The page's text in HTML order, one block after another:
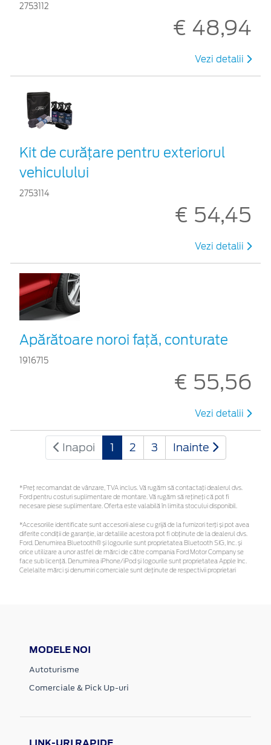
2753112
€ 48,94
Vezi detalii
Kit de curățare pentru exteriorul
vehiculului
2753114
€ 54,45
Vezi detalii
Apărătoare noroi faţă, conturate
1916715
€ 55,56
Vezi detalii
Inapoi 1 2 3 Inainte
*Preţ recomandat de vânzare, TVA inclus. Vă rugăm să contactaţi dealerul dvs.
Ford pentru costuri suplimentare de montare. Vă rugăm să rețineți că pot fi
necesare piese suplimentare. Oferta este valabilă în limita stocului disponibil.
*Accesoriile identificate sunt accesorii alese cu grijă de la furnizori terți și pot avea
diferite condiții de garanție, iar detaliile acestora pot fi obținute de la dealerul dvs.
Ford. Denumirea Bluetooth® și logourile sunt proprietatea Bluetooth SIG, Inc. și
orice utilizare a unor astfel de mărci de către compania Ford Motor Company se
face sub licență. Denumirea iPhone/iPod și logourile sunt proprietatea Apple Inc.
Celelalte mărci și denumiri comerciale sunt deținute de respectivii proprietari
MODELE NOI
Autoturisme
Comerciale & Pick Up-uri